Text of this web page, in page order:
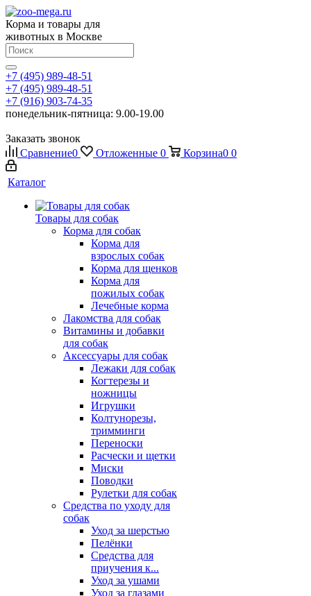
Корма и товары для
животных в Москве
+7 (495) 989-48-51
+7 (495) 989-48-51
+7 (916) 903-74-35
понедельник-пятница: 9.00-19.00
Заказать звонок
Сравнение0 Отложенные 0 Корзина0 0
Каталог
Товары для собак
Корма для собак
Корма для
взрослых собак
Корма для щенков
Корма для
пожилых собак
Лечебные корма
Лакомства для собак
Витамины и добавки
для собак
Аксессуары для собак
Лежаки для собак
Когтерезы и
ножницы
Игрушки
Колтунорезы,
тримминги
Переноски
Расчески и щетки
Миски
Поводки
Рулетки для собак
Средства по уходу для
собак
Уход за шерстью
Пелёнки
Средства для
приучения к...
Уход за ушами
Уход за глазами